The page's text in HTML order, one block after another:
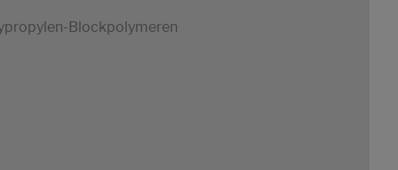
Blockpolymeren